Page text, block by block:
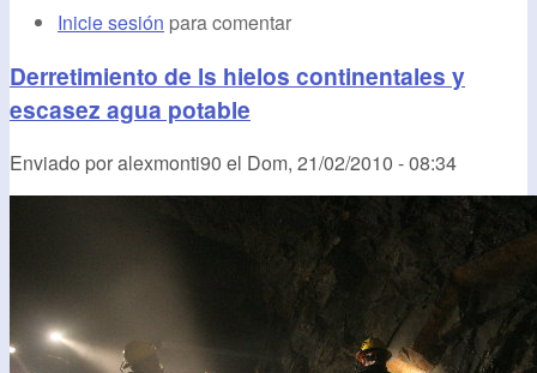
Inicie sesión para comentar
Derretimiento de ls hielos continentales y
escasez agua potable
Enviado poralexmonti90 el Dom, 21/02/2010 - 08:34